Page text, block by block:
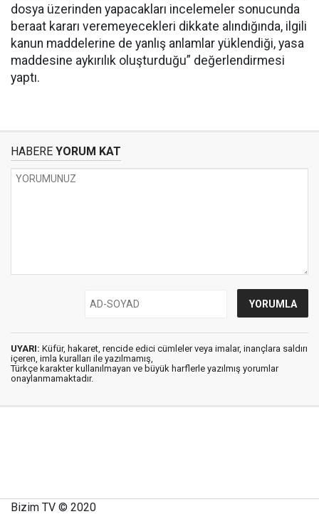
dosya üzerinden yapacakları incelemeler sonucunda
beraat kararı veremeyecekleri dikkate alındığında, ilgili
kanun maddelerine de yanlış anlamlar yüklendiği, yasa
maddesine aykırılık oluşturduğu” değerlendirmesi
yaptı.
HABERE YORUM KAT
UYARI: Küfür, hakaret, rencide edici cümleler veya imalar, inançlara saldırı
içeren, imla kuralları ile yazılmamış,
Türkçe karakter kullanılmayan ve büyük harflerle yazılmış yorumlar
onaylanmamaktadır.
Bizim TV © 2020